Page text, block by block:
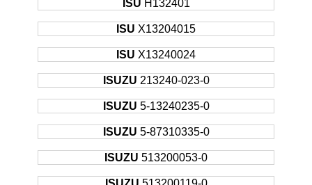
ISU H132401
ISU X13204015
ISU X13240024
ISUZU 213240-023-0
ISUZU 5-13240235-0
ISUZU 5-87310335-0
ISUZU 513200053-0